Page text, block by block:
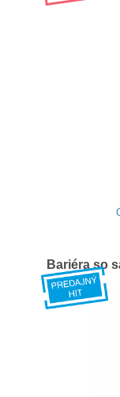
Bariéra so